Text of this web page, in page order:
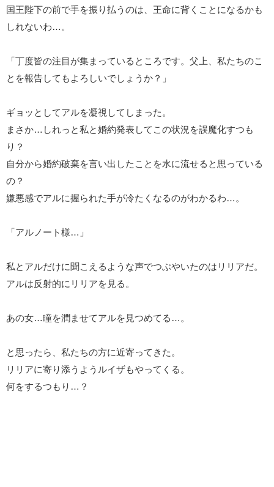
国王陛下の前で手を振り払うのは、王命に背くことになるかも
しれないわ…。
「丁度皆の注目が集まっているところです。父上、私たちのこ
とを報告してもよろしいでしょうか？」
ギョッとしてアルを凝視してしまった。
まさか…しれっと私と婚約発表してこの状況を誤魔化すつも
り？
自分から婚約破棄を言い出したことを水に流せると思っている
の？
嫌悪感でアルに握られた手が冷たくなるのがわかるわ…。
「アルノート様…」
私とアルだけに聞こえるような声でつぶやいたのはリリアだ。
アルは反射的にリリアを見る。
あの女…瞳を潤ませてアルを見つめてる…。
と思ったら、私たちの方に近寄ってきた。
リリアに寄り添うようルイザもやってくる。
何をするつもり…？